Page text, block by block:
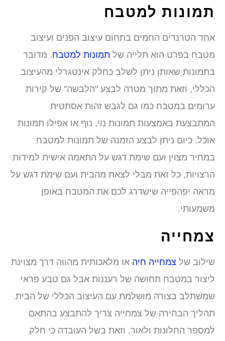
למטבח
הטרנדים החמים בתחום עיצוב הפנים ועיצוב
בפרט הוא תלייה של תמונות למטבח. מדובר
שאותן ניתן לשלב כחלק אינטגרלי מהעיצוב
וזאת מתוך מטרה לבצע "הלבשה" של קירות
במטבח כמו גם לגבש זהות אסתטית
באמצעות תמונות נוי, נוף או אפילו תמונות
כיום ניתן לבצע הזמנה של תמונות למטבח
מצוין ועם שימת דגש על התאמה אישית למידות
כל זאת מבלי לצאת מהבית ועם שימת דגש על
יפהפייה שישדרג לכם את המטבח באופן
של צמחייה חיה או מלאכותית מהווה דרך מצוינת
במטבח תחושה של רעננות אבל גם טבע פראי
בצורה מושלמת עם העיצוב הכללי של הבית.
הבחירה של צמחייה צריך להתבצע בהתאם
החלונות ולאור, וזאת בשל העובדה כי חלק